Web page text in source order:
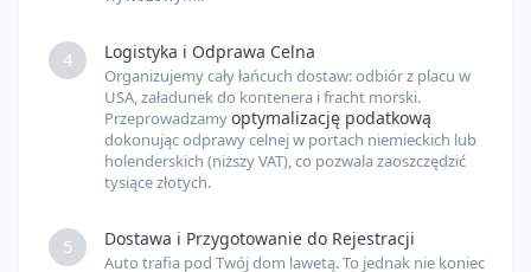
4 Logistyka i Odprawa Celna
Organizujemy cały łańcuch dostaw: odbiór z placu w
USA, załadunek do kontenera i fracht morski.
Przeprowadzamyoptymalizację podatkową
dokonując odprawy celnej w portach niemieckich lub
holenderskich (niższy VAT), co pozwala zaoszczędzić
tysiące złotych.
5 Dostawa i Przygotowanie do Rejestracji
Auto trafia pod Twój dom lawetą. To jednak nie koniec